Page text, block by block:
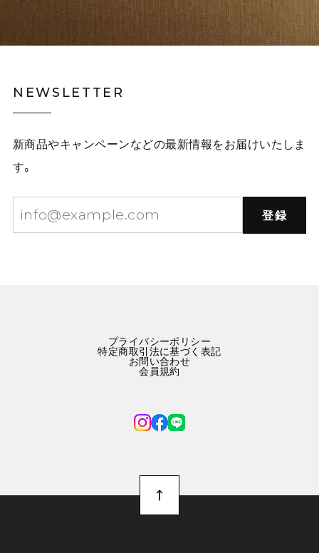
NEWSLETTER
新商品やキャンペーンなどの最新情報をお届けいたしま
す。
登録
プライバシーポリシー
特定商取引法に基づく表記
お問い合わせ
会員規約